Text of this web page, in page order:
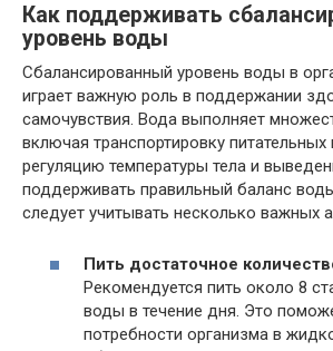
Как поддерживать
уровень воды
Сбалансированный уровень воды в
играет важную роль в поддержании
самочувствия. Вода выполняет
включая транспортировку питательных
регуляцию температуры тела и
поддерживать правильный баланс
следует учитывать несколько важных
Пить достаточное
Рекомендуется пить около 8
воды в течение дня. Это
потребности организма в